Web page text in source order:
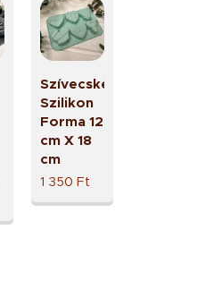
Szívecskés
Szilikon
Forma 12
cm X 18
cm
1 350 Ft